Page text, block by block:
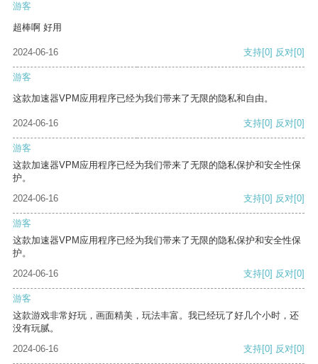
游客
超棒啊 好用
2024-06-16 支持[0] 反对[0]
游客
这款加速器VPM应用程序已经为我们带来了无限的隐私和自由。
2024-06-16 支持[0] 反对[0]
游客
这款加速器VPM应用程序已经为我们带来了无限的隐私保护和安全性保
护。
2024-06-16
支持[0] 反对[0]
游客
这款加速器VPM应用程序已经为我们带来了无限的隐私保护和安全性保
护。
2024-06-16
支持[0] 反对[0]
游客
这款游戏非常好玩，画面精美，玩法丰富。我已经玩了好几个小时，还
没有玩腻。
2024-06-16
支持[0] 反对[0]